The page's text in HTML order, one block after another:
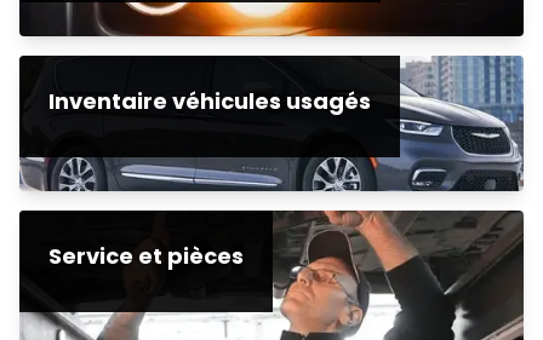
Inventaire véhicules usagés
Service et pièces